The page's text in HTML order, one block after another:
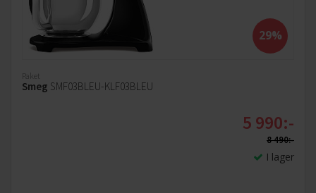
29%
Paket
Smeg SMF03BLEU-KLF03BLEU
5 990:-
8 490:-
I lager